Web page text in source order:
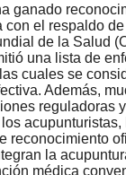
ganado
con el respaldo
de la Salud
una lista de
cuales se
Además,
reguladoras
acupunturistas,
reconocimiento
la
médica